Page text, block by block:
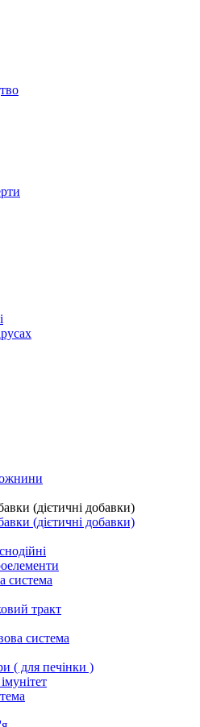
(дієтичні добавки)
(дієтичні добавки)
система
тракт
система
( для печінки )